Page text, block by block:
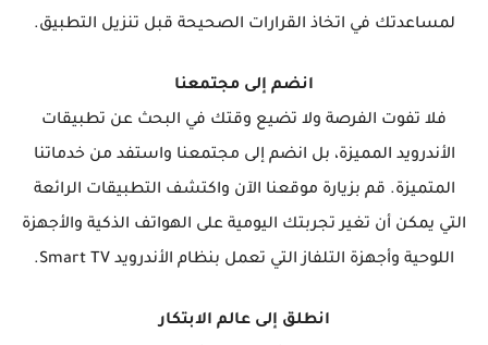
لمساعدتك في اتخاذ القرارات الصحيحة قبل تنزيل التطبيق.
انضم إلى مجتمعنا
فلا تفوت الفرصة ولا تضيع وقتك في البحث عن تطبيقات
الأندرويد المميزة، بل انضم إلى مجتمعنا واستفد من خدماتنا
المتميزة. قم بزيارة موقعنا الآن واكتشف التطبيقات الرائعة
التي يمكن أن تغير تجربتك اليومية على الهواتف الذكية والأجهزة
اللوحية وأجهزة التلفاز التي تعمل بنظام الأندرويد Smart TV.
انطلق إلى عالم الابتكار